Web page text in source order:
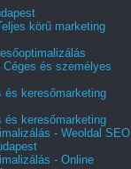
körű marketing
és személyes
és keresőmarketing
és keresőmarketing
- Weoldal SEO
- Online